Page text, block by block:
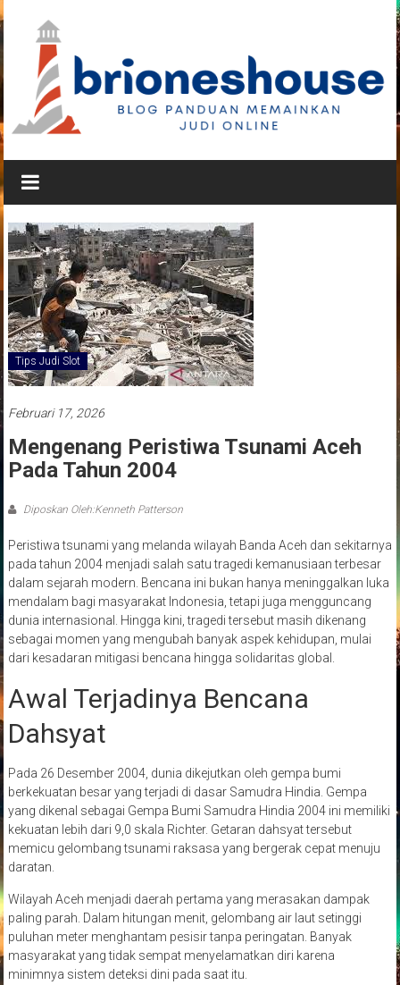
konten
Brioneshouse
Blog
Memainkan
Judi
Online
Tips Judi Slot
Februari 17, 2026
Mengenang Peristiwa Tsunami Aceh
Pada Tahun 2004
Diposkan Oleh:Kenneth Patterson
Peristiwa tsunami yang melanda wilayah Banda Aceh dan sekitarnya
pada tahun 2004 menjadi salah satu tragedi kemanusiaan terbesar
dalam sejarah modern. Bencana ini bukan hanya meninggalkan luka
mendalam bagi masyarakat Indonesia, tetapi juga mengguncang
dunia internasional. Hingga kini, tragedi tersebut masih dikenang
sebagai momen yang mengubah banyak aspek kehidupan, mulai
dari kesadaran mitigasi bencana hingga solidaritas global.
Awal Terjadinya Bencana
Dahsyat
Pada 26 Desember 2004, dunia dikejutkan oleh gempa bumi
berkekuatan besar yang terjadi di dasar Samudra Hindia. Gempa
yang dikenal sebagai Gempa Bumi Samudra Hindia 2004ini memiliki
kekuatan lebih dari 9,0 skala Richter. Getaran dahsyat tersebut
memicu gelombang tsunami raksasa yang bergerak cepat menuju
daratan.
Wilayah Aceh menjadi daerah pertama yang merasakan dampak
paling parah. Dalam hitungan menit, gelombang air laut setinggi
puluhan meter menghantam pesisir tanpa peringatan. Banyak
masyarakat yang tidak sempat menyelamatkan diri karena
minimnya sistem deteksi dini pada saat itu.